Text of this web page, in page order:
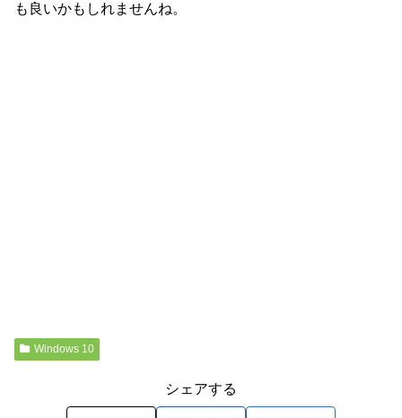
も良いかもしれませんね。
Windows 10
シェアする